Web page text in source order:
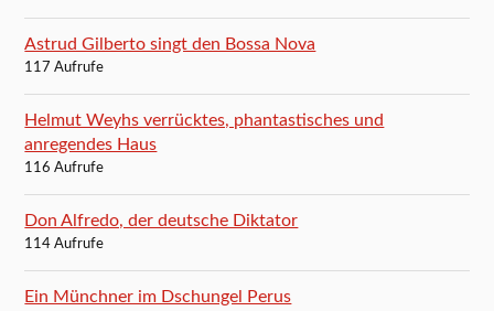
Astrud Gilberto singt den Bossa Nova
117 Aufrufe
Helmut Weyhs verrücktes, phantastisches und
anregendes Haus
116 Aufrufe
Don Alfredo, der deutsche Diktator
114 Aufrufe
Ein Münchner im Dschungel Perus